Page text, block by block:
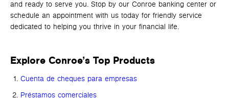
and ready to serve you. Stop by our Conroe banking center or
schedule an appointment with us today for friendly service
dedicated to helping you thrive in your financial life.
Explore Conroe’s Top Products
Cuenta de cheques para empresas
Préstamos comerciales